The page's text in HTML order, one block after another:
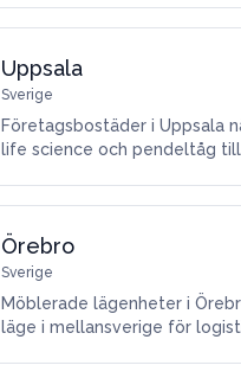
Uppsala
Sverige
Företagsbostäder i Uppsala
life science och pendeltåg
Örebro
Sverige
Möblerade lägenheter i
läge i mellansverige för